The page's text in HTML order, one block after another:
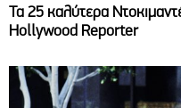
Τα 25 καλύτερα
Hollywood Reporter